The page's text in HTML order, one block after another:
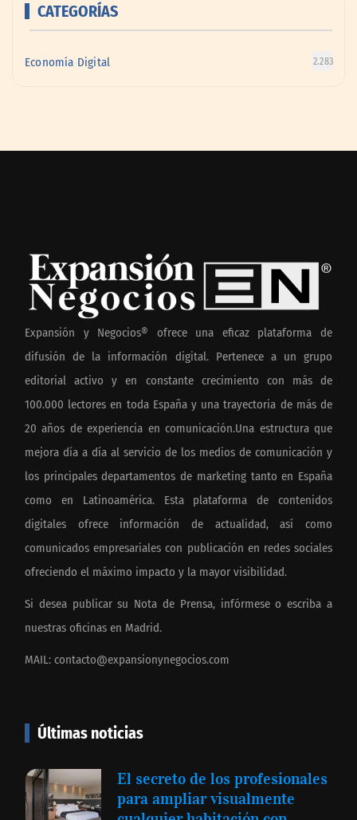
CATEGORÍAS
Economía Digital 2.283
Expansión y Negocios® ofrece una eficaz plataforma de
difusión de la información digital. Pertenece a un grupo
editorial activo y en constante crecimiento con más de
100.000 lectores en toda España y una trayectoria de más de
20 años de experiencia en comunicación.Una estructura que
mejora día a día al servicio de los medios de comunicación y
los principales departamentos de marketing tanto en España
como en Latinoamérica. Esta plataforma de contenidos
digitales ofrece información de actualidad, así como
comunicados empresariales con publicación en redes sociales
ofreciendo el máximo impacto y la mayor visibilidad.
Si desea publicar su Nota de Prensa, infórmese o escriba a
nuestras oficinas en Madrid.
MAIL: contacto@expansionynegocios.com
Últimas noticias
El secreto de los profesionales
para ampliar visualmente